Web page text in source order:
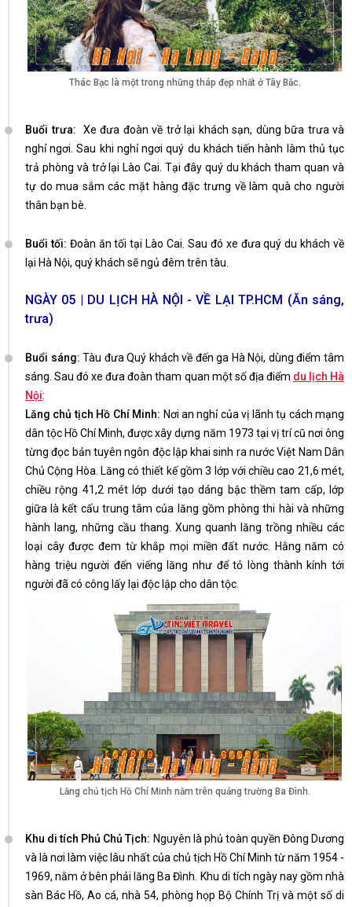
Thác Bạc là một trong những tháp đẹp nhất ở Tây Bắc.
Buổi trưa: Xe đưa đoàn về trở lại khách sạn, dùng bữa trưa và
nghỉ ngơi. Sau khi nghỉ ngơi quý du khách tiến hành làm thủ tục
trả phòng và trở lại Lào Cai. Tại đây quý du khách tham quan và
tự do mua sắm các mặt hàng đặc trưng về làm quà cho người
thân bạn bè.
Buổi tối: Đoàn ăn tối tại Lào Cai. Sau đó xe đưa quý du khách về
lại Hà Nội, quý khách sẽ ngủ đêm trên tàu.
NGÀY 05 | DU LỊCH HÀ NỘI - VỀ LẠI TP.HCM (Ăn sáng,
trưa)
Buổi sáng:Tàu đưa Quý khách về đến ga Hà Nội, dùng điểm tâm
sáng. Sau đó xe đưa đoàn tham quan một số địa điểm du lịch Hà
Nội:
Lăng chủ tịch Hồ Chí Minh: Nơi an nghỉ của vị lãnh tụ cách mạng
dân tộc Hồ Chí Minh, được xây dựng năm 1973 tại vị trí cũ nơi ông
từng đọc bản tuyên ngôn độc lập khai sinh ra nước Việt Nam Dân
Chủ Cộng Hòa. Lăng có thiết kế gồm 3 lớp với chiều cao 21,6 mét,
chiều rộng 41,2 mét lớp dưới tạo dáng bậc thềm tam cấp, lớp
giữa là kết cấu trung tâm của lăng gồm phòng thi hài và những
hành lang, những cầu thang. Xung quanh lăng trồng nhiều các
loại cây được đem từ khắp mọi miền đất nước. Hằng năm có
hàng triệu người đến viếng lăng như để tỏ lòng thành kính tới
người đã có công lấy lại độc lập cho dân tộc.
Lăng chủ tịch Hồ Chí Minh nằm trên quảng trường Ba Đình.
Khu di tích Phủ Chủ Tịch: Nguyên là phủ toàn quyền Đông Dương
và là nơi làm việc lâu nhất của chủ tịch Hồ Chí Minh từ năm 1954 -
1969, nằm ở bên phải lăng Ba Đình. Khu di tích ngày nay gồm nhà
sàn Bác Hồ, Ao cá, nhà 54, phòng họp Bộ Chính Trị và một số di